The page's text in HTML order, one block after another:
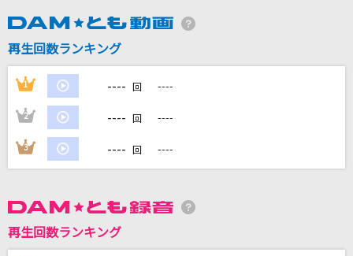
君の為のキミノウタ
川崎鷹也
DAMの新曲・ランキングなど
DAMに会員登録・ログインして
再生回数ランキング
1 ---- 回 ----
2 ---- 回 ----
3 ---- 回 ----
再生回数ランキング